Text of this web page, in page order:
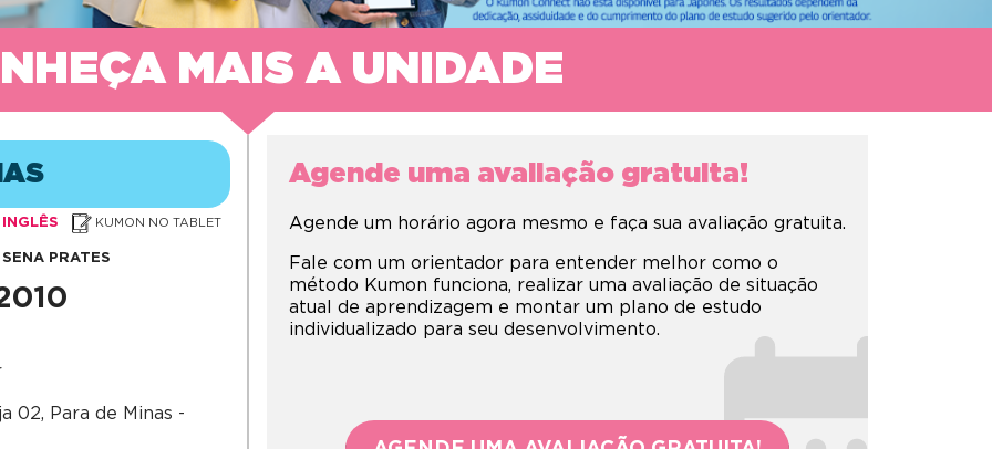
MAIS A UNIDADE
INGLÊS KUMON NO TABLET
PRATES
02, Para de Minas -
Agende uma avaliação gratuita!
Agende um horário agora mesmo e faça sua avaliação gratuita.
Fale com um orientador para entender melhor como o
método Kumon funciona, realizar uma avaliação de situação
atual de aprendizagem e montar um plano de estudo
individualizado para seu desenvolvimento.